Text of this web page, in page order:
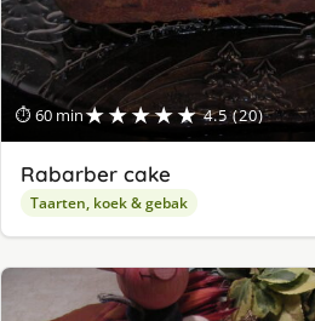
⏱ 60 min★★★★★ 4.5 (20)
Rabarber cake
Taarten, koek & gebak